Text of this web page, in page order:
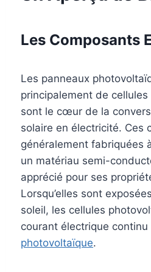
Les Composants
Les panneaux
principalement de
sont le cœur de la
solaire en électricité. Ces
généralement fabriquées
un matériau semi-
apprécié pour ses
Lorsqu’elles sont
soleil, les cellules
courant électrique continu
photovoltaïque.